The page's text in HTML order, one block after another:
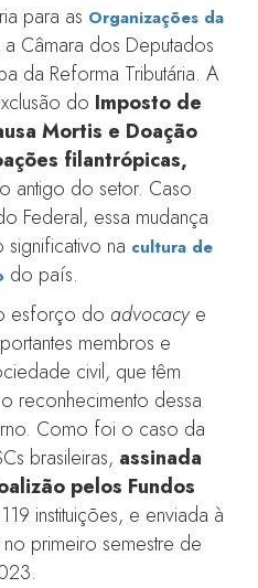
para as Organizações da
Câmara dos Deputados
da Reforma Tributária. A
do Imposto de
Mortis e Doação
filantrópicas,
antigo do setor. Caso
Federal, essa mudança
significativo na cultura de
do país.
esforço do advocacye
membros e
civil, que têm
reconhecimento dessa
Como foi o caso da
brasileiras, assinada
pelos Fundos
instituições, e enviada à
primeiro semestre de